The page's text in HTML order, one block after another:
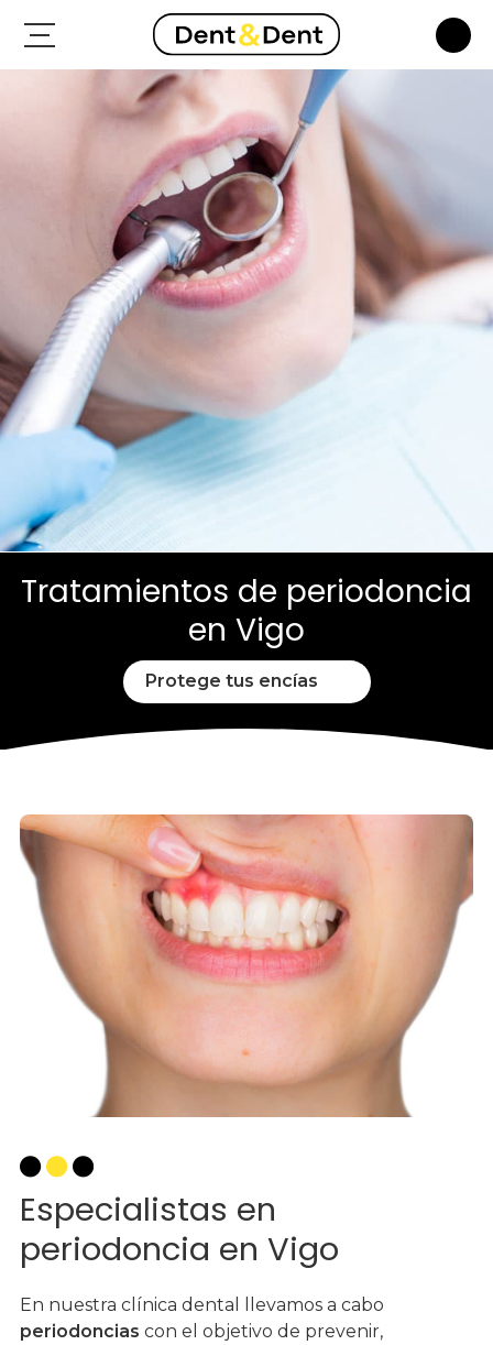
Tratamientos de periodoncia
en Vigo
Protege tus encías
Especialistas en
periodoncia en Vigo
En nuestra clínica dental llevamos a cabo
periodoncias con el objetivo de prevenir,